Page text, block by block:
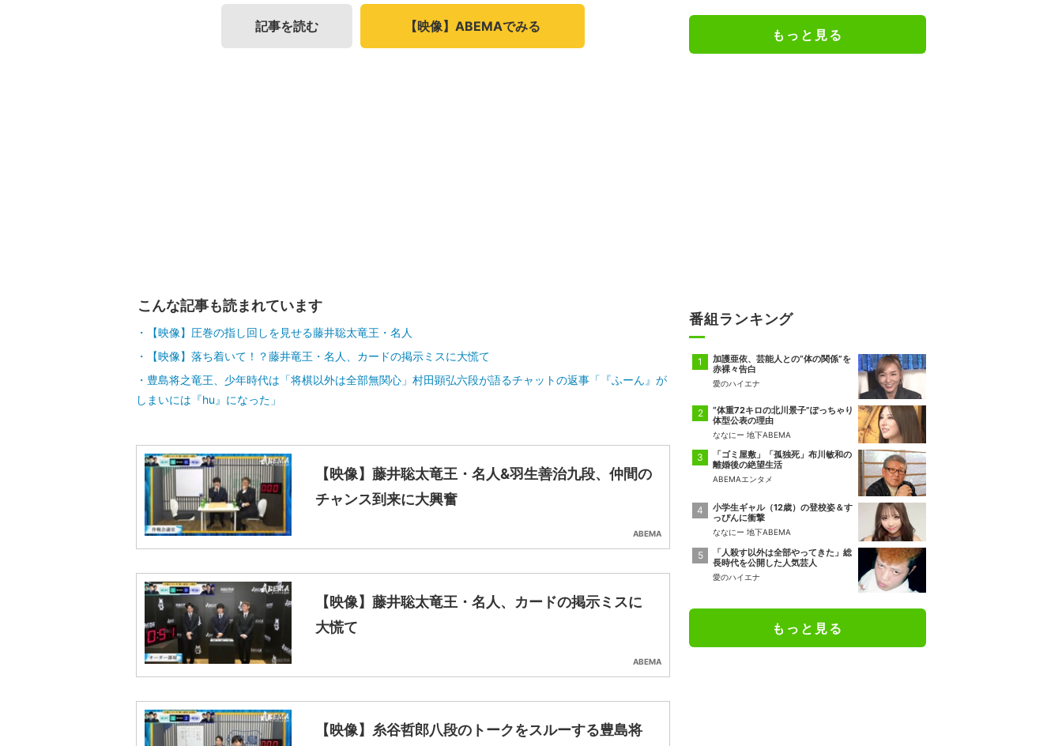
記事を読む 【映像】ABEMAでみる
こんな記事も読まれています
【映像】圧巻の指し回しを見せる藤井聡太竜王・名人
【映像】落ち着いて！？藤井竜王・名人、カードの掲示ミスに大慌て
豊島将之竜王、少年時代は「将棋以外は全部無関心」村田顕弘六段が語るチャットの返事「『ふーん』が
しまいには『hu』になった」
【映像】藤井聡太竜王・名人&羽生善治九段、仲間の
チャンス到来に大興奮
ABEMA
【映像】藤井聡太竜王・名人、カードの掲示ミスに
大慌て
ABEMA
【映像】糸谷哲郎八段のトークをスルーする豊島将
もっと見る
番組ランキング
加護亜依、芸能人との“体の関係”を
赤裸々告白
愛のハイエナ
“体重72キロの北川景子”ぽっちゃり
体型公表の理由
ななにー 地下ABEMA
「ゴミ屋敷」「孤独死」布川敏和の
離婚後の絶望生活
ABEMAエンタメ
小学生ギャル（12歳）の登校姿＆す
っぴんに衝撃
ななにー 地下ABEMA
「人殺す以外は全部やってきた」総
長時代を公開した人気芸人
愛のハイエナ
もっと見る